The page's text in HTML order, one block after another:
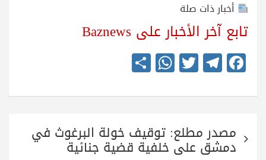
أخبار ذات صلة
تابع آخر الأخبار على Baznews
Fa
ce
bo
Te
le
gr
m
T
wi
tte
W
ha
ts
A
pp
re
المقالات
مصدر مطلع: توقيف خولة البرغوث في
دمشق على خلفية قضية جنائية